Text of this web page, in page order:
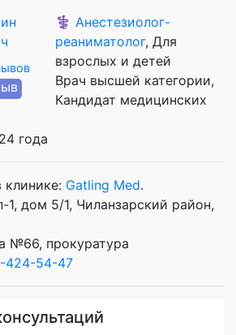
⚕️ Анестезиолог-
реаниматолог, Для
взрослых и детей
Врач высшей категории
Кандидат медицинских
года
клинике: Gatling Med.
1, дом 5/1, Чиланзарский район,
№66, прокуратура
424-54-47